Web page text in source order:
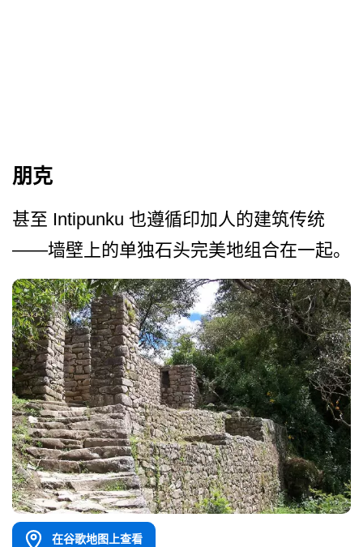
朋克
甚至 Intipunku 也遵循印加人的建筑传统
——墙壁上的单独石头完美地组合在一起。
在谷歌地图上查看